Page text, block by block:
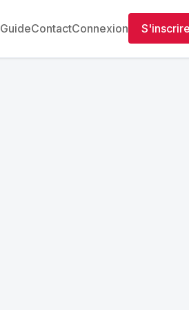
GuideContactConnexion